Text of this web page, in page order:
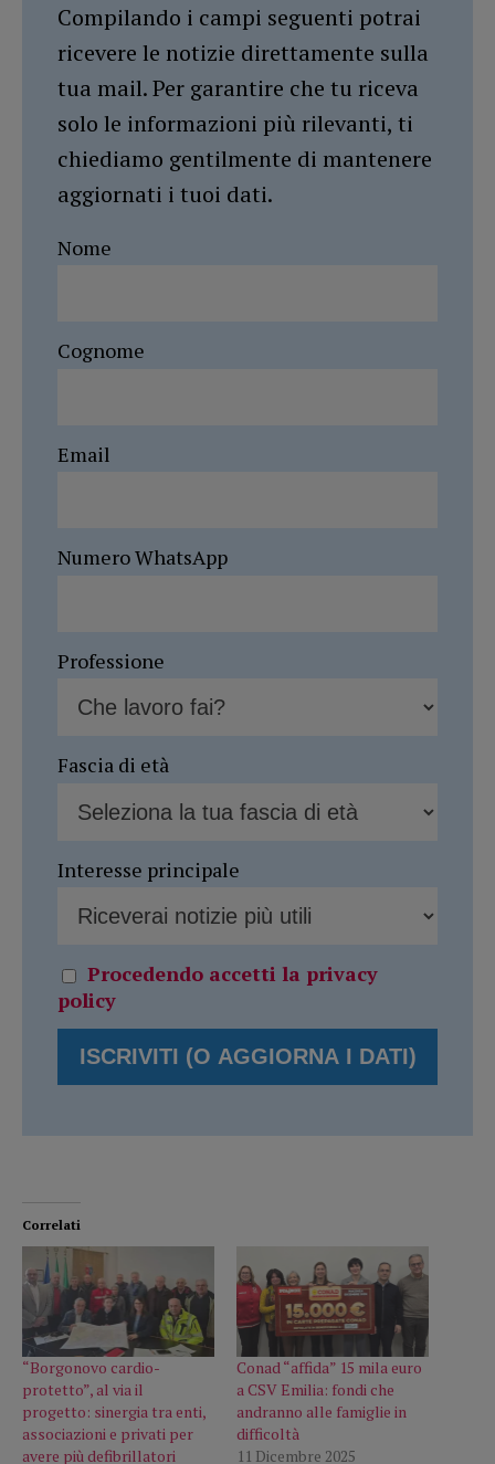
Compilando i campi seguenti potrai
ricevere le notizie direttamente sulla
tua mail. Per garantire che tu riceva
solo le informazioni più rilevanti, ti
chiediamo gentilmente di mantenere
aggiornati i tuoi dati.
Nome
Cognome
Email
Numero WhatsApp
Professione
Fascia di età
Interesse principale
Procedendo accetti la privacy
policy
Correlati
“Borgonovo cardio-
protetto”, al via il
progetto: sinergia tra enti,
associazioni e privati per
avere più defibrillatori
Conad “affida” 15 mila euro
a CSV Emilia: fondi che
andranno alle famiglie in
difficoltà
11 Dicembre 2025